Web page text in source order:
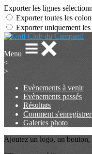
Exporter les lignes
Exporter toutes les
Exporter uniquement
Menu
<
>
Evènements à venir
Evènements passés
Résultats
Comment
Galeries photo
Ajoutez un logo, un bouton,